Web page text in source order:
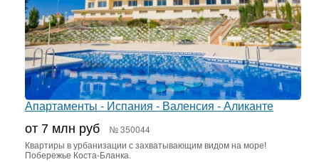
Апартаменты - Испания - Валенсия - Аликанте
от 7 млн руб № 350044
Квартиры в урбанизации с захватывающим видом на море!
Побережье Коста-Бланка.